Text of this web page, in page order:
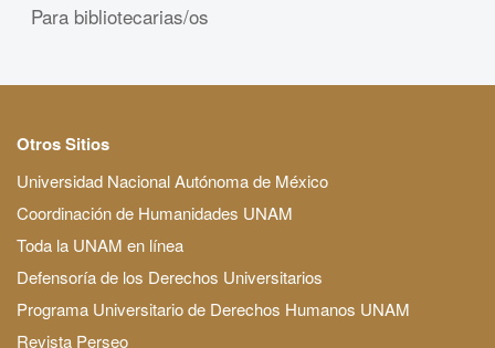
Para bibliotecarias/os
Otros Sitios
Universidad Nacional Autónoma de México
Coordinación de Humanidades UNAM
Toda la UNAM en línea
Defensoría de los Derechos Universitarios
Programa Universitario de Derechos Humanos UNAM
Revista Perseo